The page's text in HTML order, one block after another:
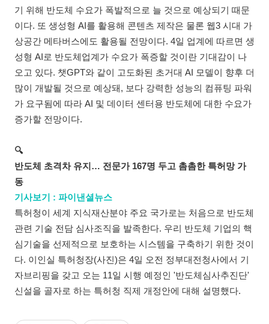
기 위해 반도체 수요가 폭발적으로 늘 것으로 예상되기 때문
이다. 또 생성형 AI를 활용해 콘텐츠 제작은 물론 웹3 시대 가
상공간 메타버스에도 활용될 전망이다. 4일 업계에 따르면 생
성형 AI로 반도체업계가 수요가 폭증할 것이란 기대감이 나
오고 있다. 챗GPT와 같이 고도화된 초거대 AI 모델이 향후 더
많이 개발될 것으로 예상돼, 보다 강력한 성능의 컴퓨팅 파워
가 요구됨에 따라 AI 및 데이터 센터용 반도체에 대한 수요가
증가할 전망이다.
🔍
반도체 초격차 유지… 전문가 167명 두고 촘촘한 특허망 가
동
기사보기 : 파이낸셜뉴스
특허청이 세계 지식재산분야 주요 국가로는 처음으로 반도체
관련 기술 전담 심사조직을 발족한다. 우리 반도체 기업의 핵
심기술을 선제적으로 보호하는 시스템을 구축하기 위한 것이
다. 이인실 특허청장(사진)은 4일 오전 정부대전청사에서 기
자브리핑을 갖고 오는 11일 시행 예정인 '반도체심사추진단'
신설을 골자로 하는 특허청 직제 개정안에 대해 설명했다.